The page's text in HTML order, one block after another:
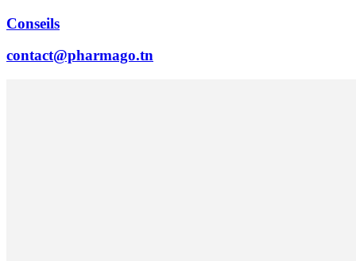
Conseils
contact@pharmago.tn